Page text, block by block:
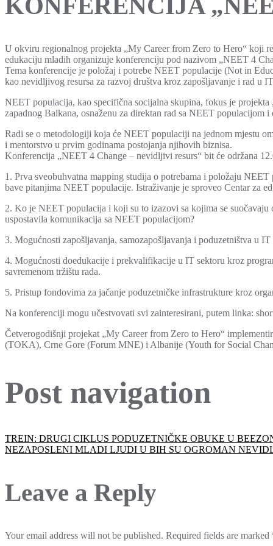
U okviru regionalnog projekta „My Career from Zero to Hero“ koji
edukaciju mladih organizuje konferenciju pod nazivom „NEET 4
Tema konferencije je položaj i potrebe NEET populacije (Not in
kao nevidljivog resursa za razvoj društva kroz zapošljavanje i rad u
NEET populacija, kao specifična socijalna skupina, fokus je
zapadnog Balkana, osnaženu za direktan rad sa NEET populacijom
Radi se o metodologiji koja će NEET populaciji na jednom mjestu
i mentorstvo u prvim godinama postojanja njihovih biznisa.
Konferencija „NEET 4 Change – nevidljivi resurs“ bit će održana
1. Prva sveobuhvatna mapping studija o potrebama i položaju
bave pitanjima NEET populacije. Istraživanje je sproveo Centar za
2. Ko je NEET populacija i koji su to izazovi sa kojima se
uspostavila komunikacija sa NEET populacijom?
3. Mogućnosti zapošljavanja, samozapošljavanja i poduzetništva u
4. Mogućnosti doedukacije i prekvalifikacije u IT sektoru kroz
savremenom tržištu rada.
5. Pristup fondovima za jačanje poduzetničke infrastrukture kroz
Na konferenciji mogu učestvovati svi zainteresirani, putem linka:
Četverogodišnji projekat „My Career from Zero to Hero“
(TOKA), Crne Gore (Forum MNE) i Albanije (Youth for Social
Post navigation
TREIN: DRUGI CIKLUS PODUZETNIČKE OBUKE U
NEZAPOSLENI MLADI LJUDI U BIH SU OGROMAN
Leave a Reply
Your email address will not be published. Required fields are marked